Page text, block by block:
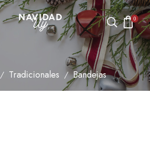
0
/ Tradicionales / Bandejas